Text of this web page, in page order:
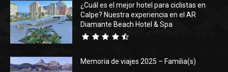
¿Cuál es el mejor hotel para ciclistas en
Calpe? Nuestra experiencia en el AR
Diamante Beach Hotel & Spa
Memoria de viajes 2025 – Familia(s)